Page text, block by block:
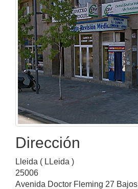
Dirección
Lleida ( LLeida )
25006
Avenida Doctor Fleming 27 Bajos